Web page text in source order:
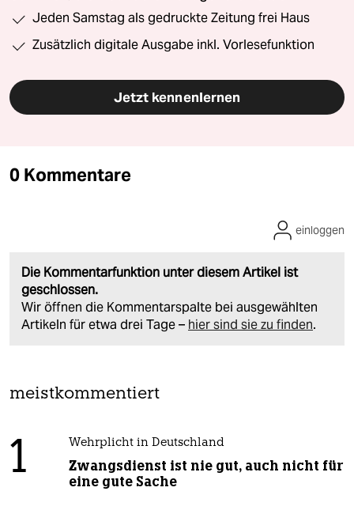
Jeden Samstag als gedruckte Zeitung frei Haus
Zusätzlich digitale Ausgabe inkl. Vorlesefunktion
Jetzt kennenlernen
0 Kommentare
Die Kommentarfunktion unter diesem Artikel ist
geschlossen.
Wir öffnen die Kommentarspalte bei ausgewählten
Artikeln für etwa drei Tage – hier sind sie zu finden.
einloggen
meistkommentiert
1 Wehrplicht in Deutschland
Zwangsdienst ist nie gut, auch nicht für
eine gute Sache